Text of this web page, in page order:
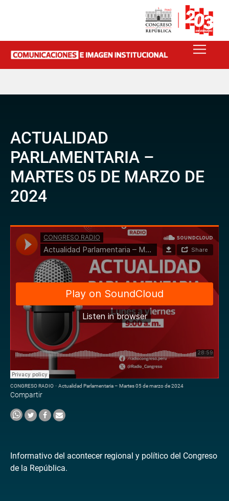
ACTUALIDAD
PARLAMENTARIA –
MARTES 05 DE MARZO DE
2024
CONGRESO RADIO · Actualidad Parlamentaria – Martes 05 de marzo de 2024
Compartir
Informativo del acontecer regional y político del Congreso
de la República.